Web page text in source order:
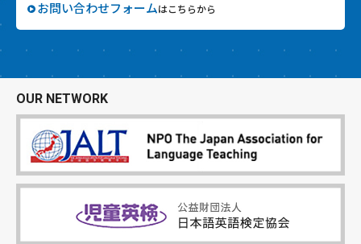
お問い合わせフォームはこちらから
OUR NETWORK